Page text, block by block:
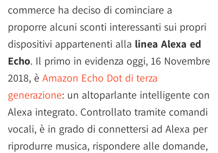
commerce ha deciso di cominciare a
proporre alcuni sconti interessanti sui propri
dispositivi appartenenti alla linea Alexa ed
Echo. Il primo in evidenza oggi, 16 Novembre
2018, è Amazon Echo Dot di terza
generazione: un altoparlante intelligente con
Alexa integrato. Controllato tramite comandi
vocali, è in grado di connettersi ad Alexa per
riprodurre musica, rispondere alle domande,